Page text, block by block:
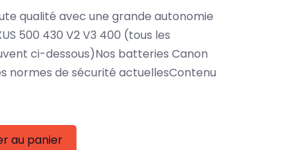
qualité avec une grande autonomie
500 430 V2 V3 400 (tous les
ci-dessous)Nos batteries Canon
normes de sécurité actuellesContenu
au panier